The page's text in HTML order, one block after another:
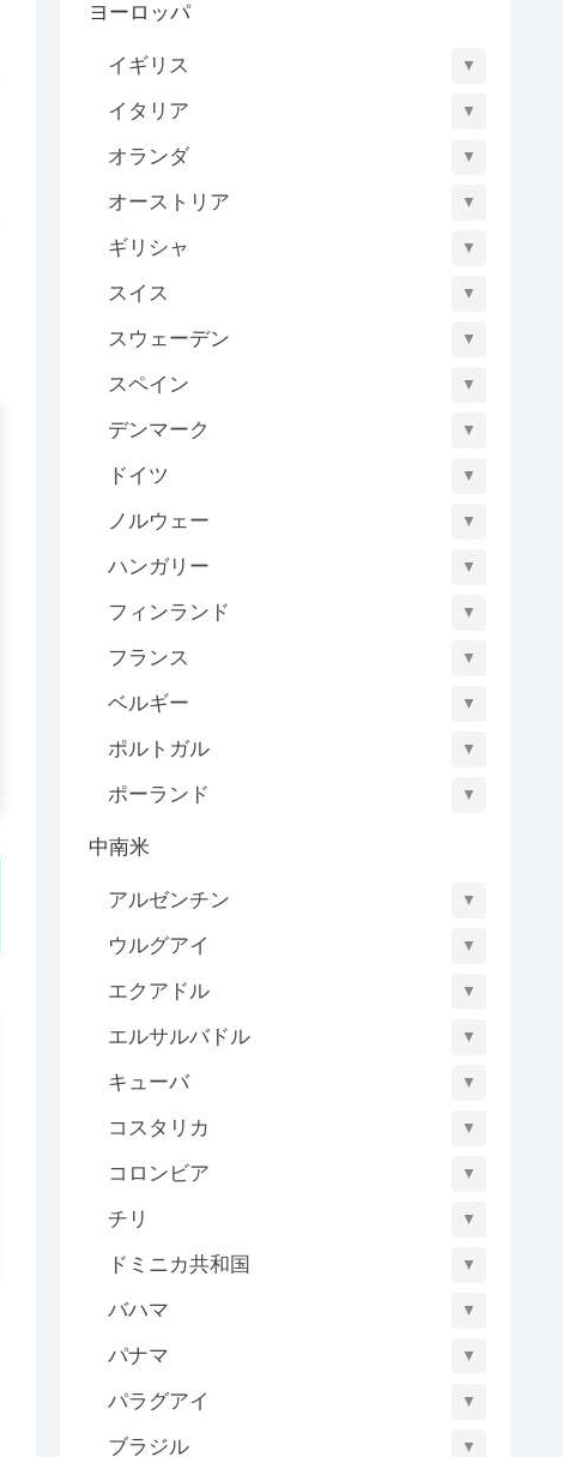
ヨーロッパ
イギリス ▼
イタリア ▼
オランダ ▼
オーストリア ▼
ギリシャ ▼
スイス ▼
スウェーデン ▼
スペイン ▼
デンマーク ▼
ドイツ ▼
ノルウェー ▼
ハンガリー ▼
フィンランド ▼
フランス ▼
ベルギー ▼
ポルトガル ▼
ポーランド ▼
中南米
アルゼンチン ▼
ウルグアイ ▼
エクアドル ▼
エルサルバドル ▼
キューバ ▼
コスタリカ ▼
コロンビア ▼
チリ ▼
ドミニカ共和国 ▼
バハマ ▼
パナマ ▼
パラグアイ ▼
ブラジル ▼